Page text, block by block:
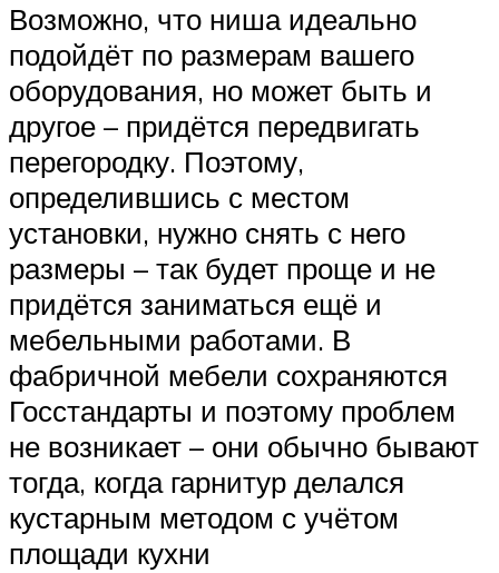
Возможно, что ниша идеально
подойдёт по размерам вашего
оборудования, но может быть и
другое – придётся передвигать
перегородку. Поэтому,
определившись с местом
установки, нужно снять с него
размеры – так будет проще и не
придётся заниматься ещё и
мебельными работами. В
фабричной мебели сохраняются
Госстандарты и поэтому проблем
не возникает – они обычно бывают
тогда, когда гарнитур делался
кустарным методом с учётом
площади кухни